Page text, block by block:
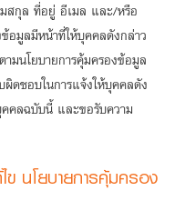
สกุล ที่อยู่ อีเมล และ/หรือ
อมูลมีหน้าที่ให้บุคคลดังกล่าว
มนโยบายการคุ้มครองข้อมูล
ดชอบในการแจ้งให้บุคคลดัง
คลฉบับนี้ และขอรับความ
นโยบายการคุ้มครอง